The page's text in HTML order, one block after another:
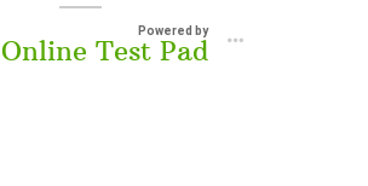
Powered by
Online Test Pad